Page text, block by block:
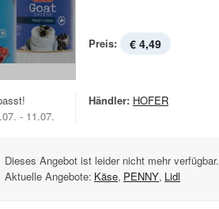
Preis: € 4,49
- 11.07.
Händler: HOFER
Dieses Angebot ist leider nicht mehr verfügbar.
Aktuelle Angebote: Käse, PENNY, Lidl